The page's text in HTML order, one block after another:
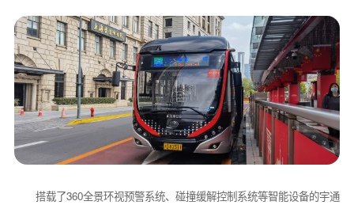
搭载了360全景环视预警系统、碰撞缓解控制系统等智能设备的宇通